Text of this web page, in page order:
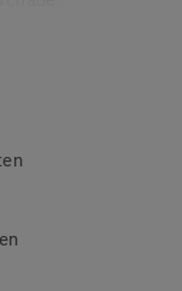
(Ultimate-
geschikt voor
Lay).